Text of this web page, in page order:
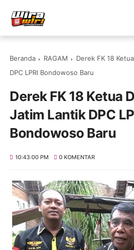
Beranda RAGAM
Derek FK 18
DPC LPRI Bondowoso Baru
Derek FK 18 Ketua
Jatim Lantik DPC
Bondowoso Baru
10:43:00 PM 0 KOMENTAR